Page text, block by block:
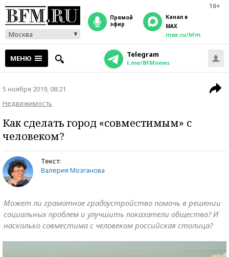
16+
Москва
прямой
эфир
Канал в
MAX
max.ru/bfm
МЕНЮ Telegram
t.me/BFMnews
5 ноября 2019, 08:21
Недвижимость
Как сделать город «совместимым» с
человеком?
Текст:
Валерия Мозганова
Может ли грамотное градоустройство помочь в решении
социальных проблем и улучшить показатели общества? И
насколько совместима с человеком российская столица?